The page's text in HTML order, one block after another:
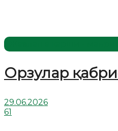
Орзулар
29.06.2026
61